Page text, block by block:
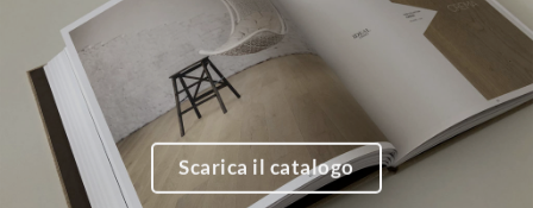
Scarica il catalogo